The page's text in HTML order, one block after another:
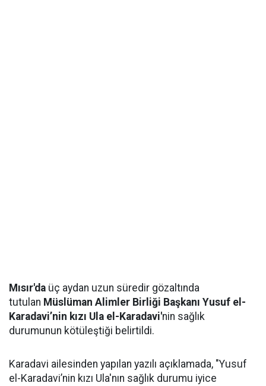
Mısır'da üç aydan uzun süredir gözaltında
tutulan Müslüman Alimler Birliği Başkanı Yusuf el-
Karadavi’nin kızı Ula el-Karadavi'nin sağlık
durumunun kötüleştiği belirtildi.
Karadavi ailesinden yapılan yazılı açıklamada, "Yusuf
el-Karadavi’nin kızı Ula'nın sağlık durumu iyice